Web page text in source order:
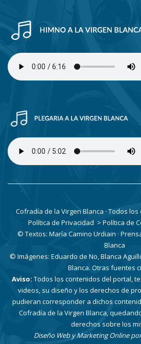
Cofradía de la Virgen Blanca · Todos
Política de Privacidad > Política de
© Textos: María Camino Urdiain ·
Blanca
© Imágenes: Eduardo de No, Blanca
Blanca. Otras fuentes
Aviso: Todos los contenidos del portal,
videos, su diseño y los derechos de
pudieran corresponder a dichos
Cofradía de la Virgen Blanca,
derechos sobre los
Diseño Web y Marketing Online